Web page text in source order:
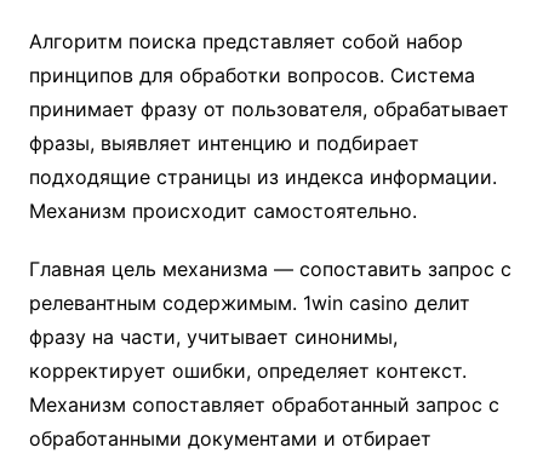
Алгоритм поиска представляет собой набор
принципов для обработки вопросов. Система
принимает фразу от пользователя, обрабатывает
фразы, выявляет интенцию и подбирает
подходящие страницы из индекса информации.
Механизм происходит самостоятельно.
Главная цель механизма — сопоставить запрос с
релевантным содержимым. 1win casino делит
фразу на части, учитывает синонимы,
корректирует ошибки, определяет контекст.
Механизм сопоставляет обработанный запрос с
обработанными документами и отбирает